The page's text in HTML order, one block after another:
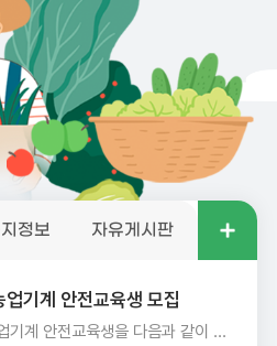
정보 자유게시판
기계 안전교육생 모집
2026년 농업기계 안전교육생을 다음과 같이 모집하고자 합니다. 1. 모집기간 : 2026년 7월 27일 ~ 8월 31일 -연중 모집 후 추가교육 실시 2. 교육기간 : 2026년 9월 ~ 10월 예정(기수별 1일 5시간) 3. 교육인원 : 3과정 300명(과정별 100명) 4. 신청방법 : 전화 및 방문접수 (054-830-6744) 5. 교육장소 : 임대사업소 교육장 6. 교육대상 : 관내 농업인 7. 교육과정 : 3개과정(농용굴삭기, 트랙터, 콩콤바인) - 농용굴삭기, 트랙터 교육(이수 후 임대 가능) - 콩콤바인 특별교육(추후 교육 이수자에 한해 임대 예정) 붙임 일정표 1부. 끝